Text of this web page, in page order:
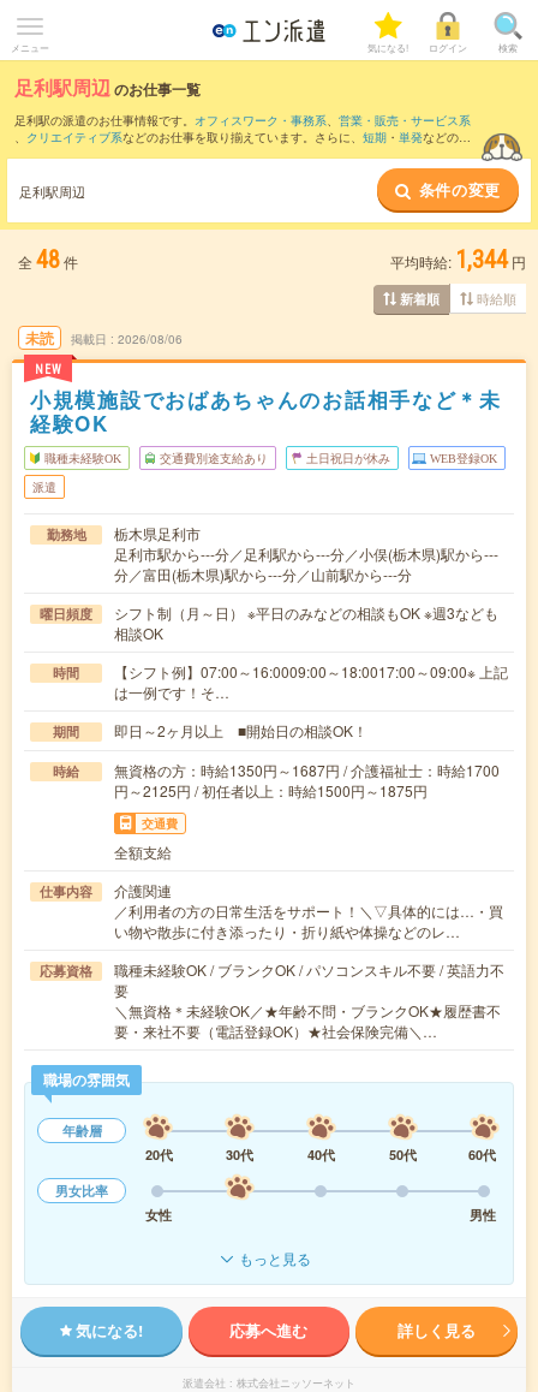
メニュー 気になる! ログイン 検索
足利駅周辺のお仕事一覧
足利駅の派遣のお仕事情報です。 オフィスワーク・事務系、 営業・販売・サービス系
、 クリエイティブ系などのお仕事を取り揃えています。さらに、 短期 ・ 単発などの期
また、佐野駅
など近隣駅のお仕事もご確
認いただけます。
足利駅周辺 条件の変更
全 48件 平均時給: 1,344 円
新着順 時給順
未読
NEW
掲載日 2026/08/06
小規模施設でおばあちゃんのお話相手など＊未
経験OK
職種未経験OK 交通費別途支給あり 土日祝日が休み WEB登録OK
派遣
勤務地
栃木県足利市
足利市駅から---分／足利駅から---分／小俣(栃木県)駅から---
分／富田(栃木県)駅から---分／山前駅から---分
曜日頻度
シフト制（月～日） ※平日のみなどの相談もOK ※週3なども
相談OK
時間
【シフト例】07:00～16:0009:00～18:0017:00～09:00※ 上記
は一例です！そ…
期間 即日～2ヶ月以上 ■開始日の相談OK！
時給
無資格の方：時給1350円～1687円 / 介護福祉士：時給1700
円～2125円 / 初任者以上：時給1500円～1875円
交通費
全額支給
仕事内容
介護関連
／利用者の方の日常生活をサポート！＼▽具体的には…・買
い物や散歩に付き添ったり・折り紙や体操などのレ…
応募資格
職種未経験OK / ブランクOK / パソコンスキル不要 / 英語力不
要
＼無資格＊未経験OK／★年齢不問・ブランクOK★履歴書不
要・来社不要（電話登録OK）★社会保険完備＼…
職場の雰囲気
年齢層
20代
30代 40代 50代
60代
男女比率
女性
男性
もっと見る
気になる! 応募へ進む 詳しく見る
派遣会社 株式会社ニッソーネット